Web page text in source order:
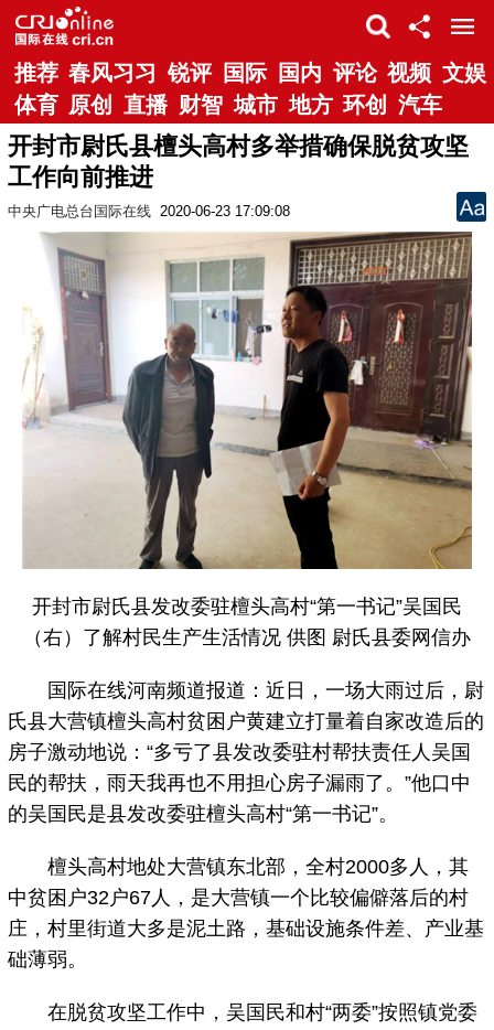
推荐 春风习习 锐评 国际 国内 评论 视频 文娱
体育 原创 直播 财智 城市 地方 环创 汽车
开封市尉氏县檀头高村多举措确保脱贫攻坚
工作向前推进
中央广电总台国际在线 2020-06-23 17:09:08
开封市尉氏县发改委驻檀头高村“第一书记”吴国民
（右）了解村民生产生活情况 供图 尉氏县委网信办
国际在线河南频道报道：近日，一场大雨过后，尉
氏县大营镇檀头高村贫困户黄建立打量着自家改造后的
房子激动地说：“多亏了县发改委驻村帮扶责任人吴国
民的帮扶，雨天我再也不用担心房子漏雨了。”他口中
的吴国民是县发改委驻檀头高村“第一书记”。
檀头高村地处大营镇东北部，全村2000多人，其
中贫困户32户67人，是大营镇一个比较偏僻落后的村
庄，村里街道大多是泥土路，基础设施条件差、产业基
础薄弱。
在脱贫攻坚工作中，吴国民和村“两委”按照镇党委